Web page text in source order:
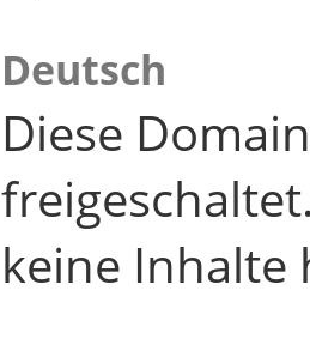
Deutsch
Diese
keine Inhalte